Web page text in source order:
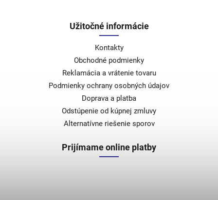
Užitočné informácie
Kontakty
Obchodné podmienky
Reklamácia a vrátenie tovaru
Podmienky ochrany osobných údajov
Doprava a platba
Odstúpenie od kúpnej zmluvy
Alternatívne riešenie sporov
Prijímame online platby